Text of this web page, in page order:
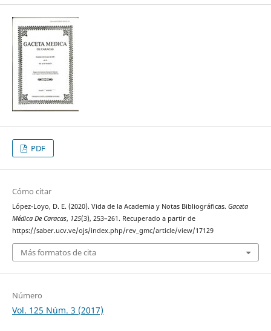
PDF
Cómo citar
López-Loyo, D. E. (2020). Vida de la Academia y Notas Bibliográficas. Gaceta
Médica De Caracas, 125(3), 253–261. Recuperado a partir de
https://saber.ucv.ve/ojs/index.php/rev_gmc/article/view/17129
Más formatos de cita
Número
Vol. 125 Núm. 3 (2017)